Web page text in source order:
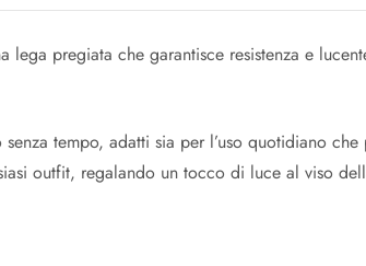
pregiata che garantisce resistenza e
tempo, adatti sia per l’uso quotidiano
outfit, regalando un tocco di luce al viso